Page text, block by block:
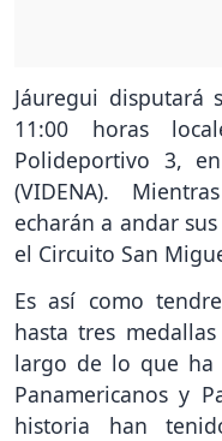
Jáuregui disputará
11:00 horas
Polideportivo 3,
(VIDENA).
echarán a andar
el Circuito San
Es así como
hasta tres
largo de lo que ha
Panamericanos y
historia han